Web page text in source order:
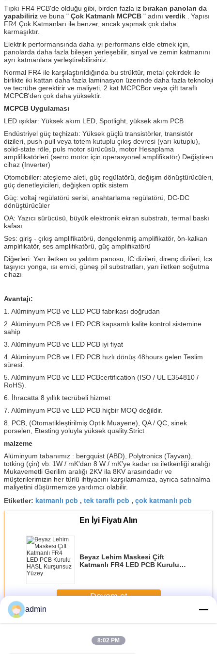
Tıpkı FR4 PCB'de olduğu gibi, birden fazla iz bırakan panoları da
yapabiliriz ve buna " Çok Katmanlı MCPCB " adını verdik
Yapısı
FR4 Çok Katmanları ile benzer, ancak yapmak çok daha
karmaşıktır.
Elektrik performansında daha iyi performans elde etmek için,
panolarda daha fazla bileşen yerleşebilir, sinyal ve zemin katmanını
ayrı katmanlara yerleştirebilirsiniz.
Normal FR4 ile karşılaştırıldığında bu strüktür, metal çekirdek ile
birlikte iki kattan daha fazla laminasyon üzerinde daha fazla teknoloji
ve tecrübe gerektirir ve maliyeti, 2 kat MCPCBor veya çift taraflı
MCPCB'den çok daha yüksektir.
MCPCB Uygulaması
LED ışıklar: Yüksek akım LED, Spotlight, yüksek akım PCB
Endüstriyel güç teçhizatı: Yüksek güçlü transistörler, transistör
dizileri, push-pull veya totem kutuplu çıkış devresi (yarı kutuplu),
solid-state röle, puls motor sürücüsü, motor Hesaplama
amplifikatörleri (serro motor için operasyonel amplifikatör) Değiştiren
cihaz (Inverter)
Otomobiller: ateşleme aleti, güç regülatörü, değişim dönüştürücüleri,
güç denetleyicileri, değişken optik sistem
Güç: voltaj regülatörü serisi, anahtarlama regülatörü, DC-DC
dönüştürücüler
OA: Yazıcı sürücüsü, büyük elektronik ekran substratı, termal baskı
kafası
Ses: giriş - çıkış amplifikatörü, dengelenmiş amplifikatör, ön-kalkan
amplifikatör, ses amplifikatörü, güç amplifikatörü
Diğerleri: Yarı iletken ısı yalıtım panosu, IC dizileri, direnç dizileri, Ics
taşıyıcı yonga, ısı emici, güneş pil substratları, yarı iletken soğutma
cihazı
Avantajı:
1. Alüminyum PCB ve LED PCB fabrikası doğrudan
2. Alüminyum PCB ve LED PCB kapsamlı kalite kontrol sistemine
sahip
3. Alüminyum PCB ve LED PCB iyi fiyat
4. Alüminyum PCB ve LED PCB hızlı dönüş 48hours gelen Teslim
süresi.
5. Alüminyum PCB ve LED PCBcertification (ISO / UL E354810 /
RoHS).
6. İhracatta 8 yıllık tecrübeli hizmet
7. Alüminyum PCB ve LED PCB hiçbir MOQ değildir.
8. PCB, (Otomatikleştirilmiş Optik Muayene), QA / QC, sinek
porselen, Etesting yoluyla yüksek quality.Strict
malzeme
Alüminyum tabanımız : bergquist (ABD),
Polytronics (Tayvan),
totking (çin) vb. 1W / mK'dan 8 W / mK'ye kadar ısı iletkenliği aralığı
Mukavemetli Gerilim aralığı 2KV ila 8KV arasındadır ve
müşterilerimizin her türlü ihtiyacını karşılamamıza, ayrıca satınalma
maliyetini düşürmemize yardımcı olabilir.
Etiketler: katmanlı pcb , tek taraflı pcb , çok katmanlı pcb
En İyi Fiyatı Alın
Beyaz Lehim Maskesi Çift
Katmanlı FR4 LED PCB Kurulu
Devam et
DahaÇift Katmanlı PCB
admin
8:02 PM